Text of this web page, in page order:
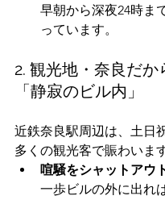
早朝から深夜24時ま
っています。
2. 観光地・奈良だか
「静寂のビル内」
近鉄奈良駅周辺は、土日
多くの観光客で賑わいます
喧騒をシャットアウ
一歩ビルの外に出れ